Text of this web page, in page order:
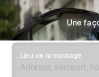
Une
Lieu de ramassage